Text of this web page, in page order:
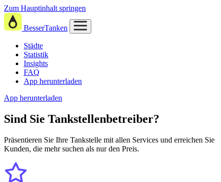
Zum Hauptinhalt springen
BesserTanken
Städte
Statistik
Insights
FAQ
App herunterladen
App herunterladen
Sind Sie Tankstellenbetreiber?
Präsentieren Sie Ihre Tankstelle mit allen Services und erreichen Sie
Kunden, die mehr suchen als nur den Preis.